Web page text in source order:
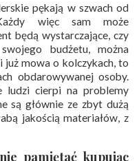
pękają w szwach od
więc sam może
będą wystarczające, czy
budżetu, można
już mowa o kolczykach, to
obdarowywanej osoby.
cierpi na problemy
są głównie ze zbyt dużą
jakością materiałów, z
pamiętać kupując